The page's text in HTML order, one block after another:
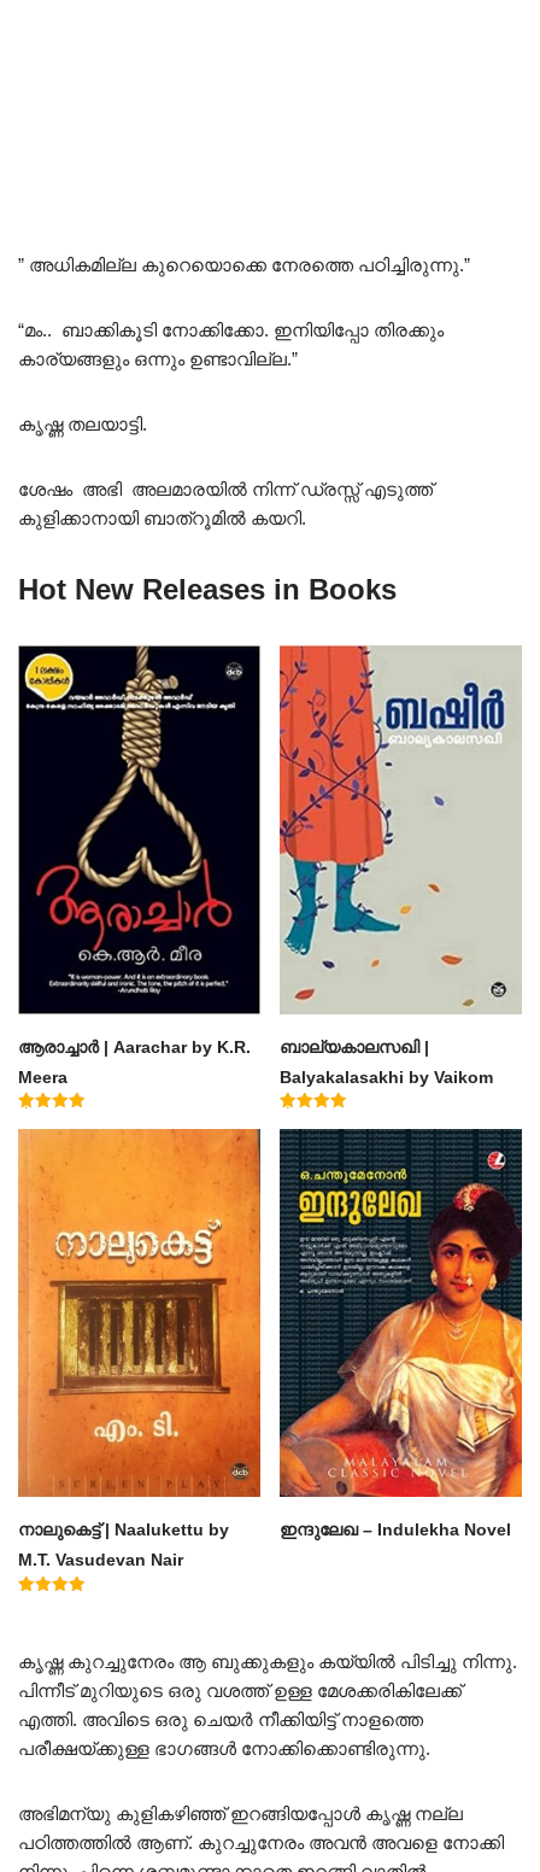
” അധികമില്ല കുറെയൊക്കെ നേരത്തെ പഠിച്ചിരുന്നു.”
“മം.. ബാക്കികൂടി നോക്കിക്കോ. ഇനിയിപ്പോ തിരക്കും
കാര്യങ്ങളും ഒന്നും ഉണ്ടാവില്ല.”
കൃഷ്ണ തലയാട്ടി.
ശേഷം അഭി അലമാരയിൽ നിന്ന് ഡ്രസ്സ് എടുത്ത്
കുളിക്കാനായി ബാത്റൂമിൽ കയറി.
Hot New Releases in Books
ആരാച്ചാര്‍ | Aarachar by K.R.
Meera
ബാല്യകാലസഖി |
Balyakalasakhi by Vaikom
Muhammad Basheer
4.60
out of 5
നാലുകെട്ട് | Naalukettu by
M.T. Vasudevan Nair
ഇന്ദുലേഖ – Indulekha Novel
കൃഷ്ണ കുറച്ചുനേരം ആ ബുക്കുകളും കയ്യിൽ പിടിച്ചു നിന്നു.
പിന്നീട് മുറിയുടെ ഒരു വശത്ത് ഉള്ള മേശക്കരികിലേക്ക്
എത്തി. അവിടെ ഒരു ചെയർ നീക്കിയിട്ട് നാളത്തെ
പരീക്ഷയ്ക്കുള്ള ഭാഗങ്ങൾ നോക്കിക്കൊണ്ടിരുന്നു.
അഭിമന്യു കുളികഴിഞ്ഞ് ഇറങ്ങിയപ്പോൾ കൃഷ്ണ നല്ല
പഠിത്തത്തിൽ ആണ്. കുറച്ചുനേരം അവൻ അവളെ നോക്കി